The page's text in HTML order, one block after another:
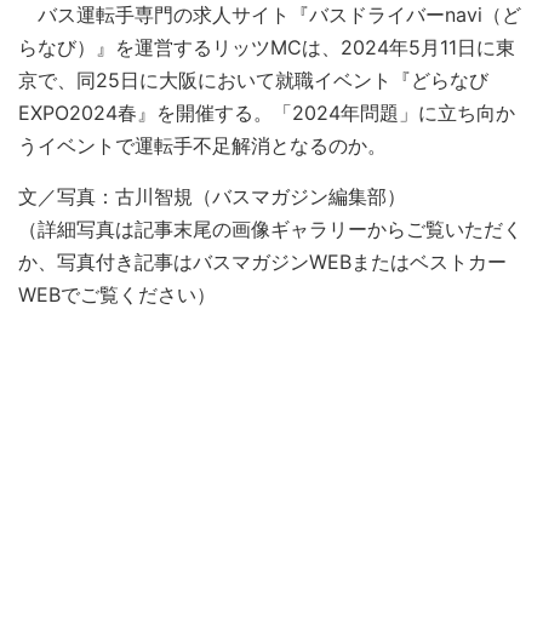
バス運転手専門の求人サイト『バスドライバーnavi（ど
らなび）』を運営するリッツMCは、2024年5月11日に東
京で、同25日に大阪において就職イベント『どらなび
EXPO2024春』を開催する。「2024年問題」に立ち向か
うイベントで運転手不足解消となるのか。
文／写真：古川智規（バスマガジン編集部）
（詳細写真は記事末尾の画像ギャラリーからご覧いただく
か、写真付き記事はバスマガジンWEBまたはベストカー
WEBでご覧ください）